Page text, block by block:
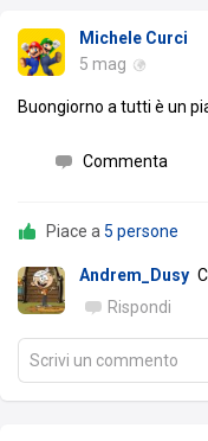
Michele Curci
5 mag
Buongiorno a tutti è un
Commenta
Piace a 5 persone
Andrem_Dusy
Rispondi
Scrivi un commento